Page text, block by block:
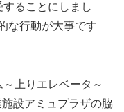
ることにしまし
な行動が大事です
上りエレベータ～
設アミュプラザの脇